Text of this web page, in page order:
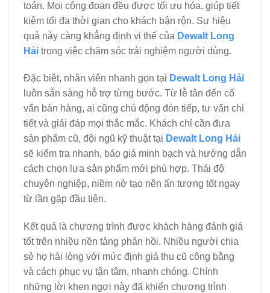
toán. Mọi công đoạn đều được tối ưu hóa, giúp tiết
kiệm tối đa thời gian cho khách bận rộn. Sự hiệu
quả này càng khẳng định vị thế của Dewalt Long
Hải trong việc chăm sóc trải nghiệm người dùng.
Đặc biệt, nhân viên nhanh gọn tại Dewalt Long Hải
luôn sẵn sàng hỗ trợ từng bước. Từ lễ tân đến cố
vấn bán hàng, ai cũng chủ động đón tiếp, tư vấn chi
tiết và giải đáp mọi thắc mắc. Khách chỉ cần đưa
sản phẩm cũ, đội ngũ kỹ thuật tại Dewalt Long Hải
sẽ kiểm tra nhanh, báo giá minh bạch và hướng dẫn
cách chọn lựa sản phẩm mới phù hợp. Thái độ
chuyên nghiệp, niềm nở tạo nên ấn tượng tốt ngay
từ lần gặp đầu tiên.
Kết quả là chương trình được khách hàng đánh giá
tốt trên nhiều nền tảng phản hồi. Nhiều người chia
sẻ họ hài lòng với mức định giá thu cũ công bằng
và cách phục vụ tận tâm, nhanh chóng. Chính
những lời khen ngợi này đã khiến chương trình